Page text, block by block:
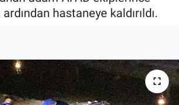
ardından hastaneye kaldırıldı.